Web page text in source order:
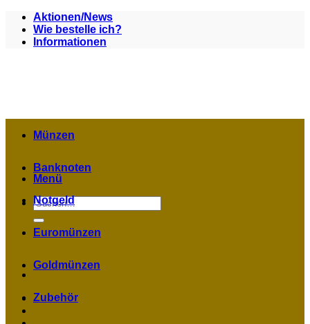
Zum
Inhalt
springen
Aktionen/News
Wie bestelle ich?
Informationen
Menü
Suchen
nach:
Münzen
Banknoten
Notgeld
Euromünzen
Goldmünzen
Zubehör